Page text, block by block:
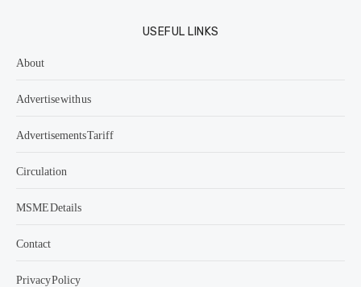
USEFUL LINKS
About
Advertise with us
Advertisements Tariff
Circulation
MSME Details
Contact
Privacy Policy